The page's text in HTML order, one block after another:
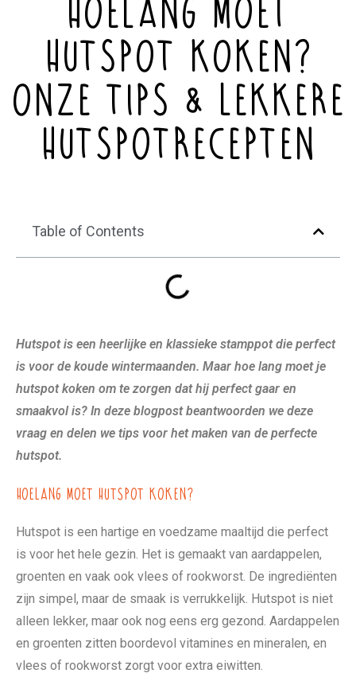
Hoelang moet
hutspot koken?
Onze tips & lekkere
hutspotrecepten
Table of Contents
Hutspot is een heerlijke en klassieke stamppot die perfect
is voor de koude wintermaanden. Maar hoe lang moet je
hutspot koken om te zorgen dat hij perfect gaar en
smaakvol is? In deze blogpost beantwoorden we deze
vraag en delen we tips voor het maken van de perfecte
hutspot.
Hoelang moet hutspot koken?
Hutspot is een hartige en voedzame maaltijd die perfect
is voor het hele gezin. Het is gemaakt van aardappelen,
groenten en vaak ook vlees of rookworst. De ingrediënten
zijn simpel, maar de smaak is verrukkelijk. Hutspot is niet
alleen lekker, maar ook nog eens erg gezond. Aardappelen
en groenten zitten boordevol vitamines en mineralen, en
vlees of rookworst zorgt voor extra eiwitten.